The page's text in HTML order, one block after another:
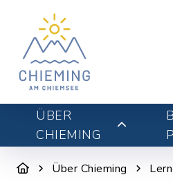
ÜBER
CHIEMING
Über Chieming